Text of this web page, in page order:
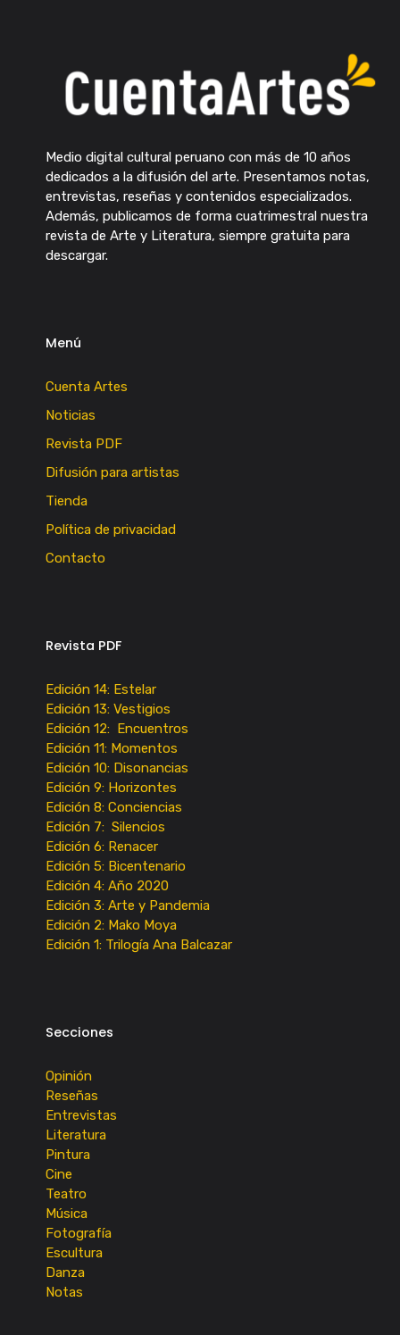
Medio digital cultural peruano con más de 10 años
dedicados a la difusión del arte. Presentamos notas,
entrevistas, reseñas y contenidos especializados.
Además, publicamos de forma cuatrimestral nuestra
revista de Arte y Literatura, siempre gratuita para
descargar.
Menú
Cuenta Artes
Noticias
Revista PDF
Difusión para artistas
Tienda
Política de privacidad
Contacto
Revista PDF
Edición 14: Estelar
Edición 13: Vestigios
Edición 12: Encuentros
Edición 11: Momentos
Edición 10: Disonancias
Edición 9: Horizontes
Edición 8: Conciencias
Edición 7: Silencios
Edición 6: Renacer
Edición 5: Bicentenario
Edición 4: Año 2020
Edición 3: Arte y Pandemia
Edición 2: Mako Moya
Edición 1: Trilogía Ana Balcazar
Secciones
Opinión
Reseñas
Entrevistas
Literatura
Pintura
Cine
Teatro
Música
Fotografía
Escultura
Danza
Notas